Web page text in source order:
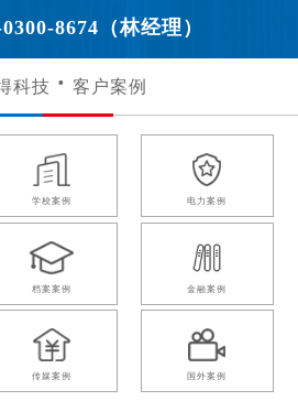
8674（林经理）
科技 客户案例
学校案例 电力案例
档案案例 金融案例
传媒案例 国外案例